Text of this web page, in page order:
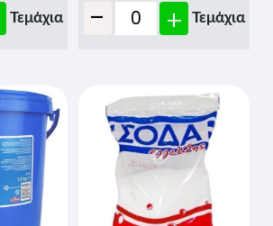
Τεμάχια - + Τεμάχια